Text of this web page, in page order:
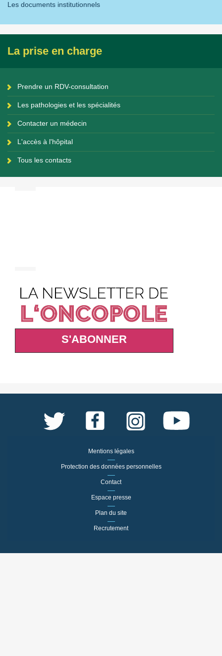
Les documents institutionnels
La prise en charge
Prendre un RDV-consultation
Les pathologies et les spécialités
Contacter un médecin
L'accès à l'hôpital
Tous les contacts
S'ABONNER
Mentions légales
Protection des données personnelles
Contact
Espace presse
Plan du site
Recrutement